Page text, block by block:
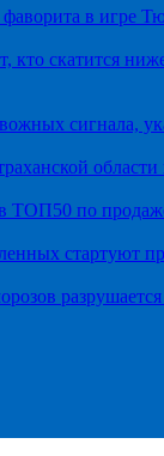
в игре
кто скатится
сигнала,
ТОП50 по
стартуют
разрушается